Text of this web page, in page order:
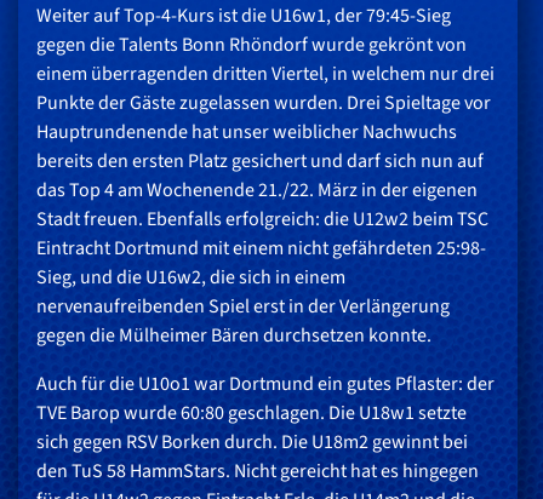
Weiter auf Top-4-Kurs ist die U16w1, der 79:45-Sieg
gegen dieTalents Bonn Rhöndorf wurde gekrönt von
einem überragenden dritten Viertel, in welchem nur drei
Punkte der Gäste zugelassen wurden. Drei Spieltage vor
Hauptrundenende hat unser weiblicher Nachwuchs
bereits den ersten Platz gesichert und darf sich nun auf
das Top 4 am Wochenende 21./22. März in der eigenen
Stadt freuen. Ebenfalls erfolgreich: die U12w2 beim TSC
Eintracht Dortmund mit einem nicht gefährdeten 25:98-
Sieg, und die U16w2, die sich in einem
nervenaufreibenden Spiel erst in der Verlängerung
gegen die Mülheimer Bären durchsetzen konnte.
Auch für die U10o1 war Dortmund ein gutes Pflaster: der
TVE Barop wurde 60:80 geschlagen. Die U18w1 setzte
sich gegen RSV Borken durch. Die U18m2 gewinnt bei
den TuS 58 HammStars. Nicht gereicht hat es hingegen